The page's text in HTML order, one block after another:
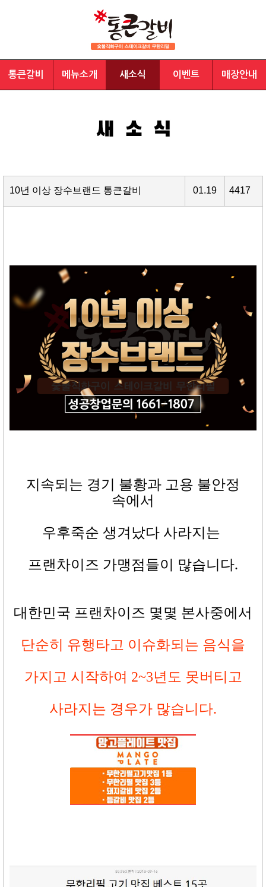
통큰갈비 메뉴소개 새소식 이벤트 매장안내
10년 이상 장수브랜드 통큰갈비 01.19 4417
지속되는 경기 불황과 고용 불안정
속에서
우후죽순 생겨났다 사라지는
프랜차이즈 가맹점들이 많습니다.
대한민국 프랜차이즈 몇몇 본사중에서
단순히 유행타고 이슈화되는 음식을
가지고 시작하여 2~3년도 못버티고
사라지는 경우가 많습니다.